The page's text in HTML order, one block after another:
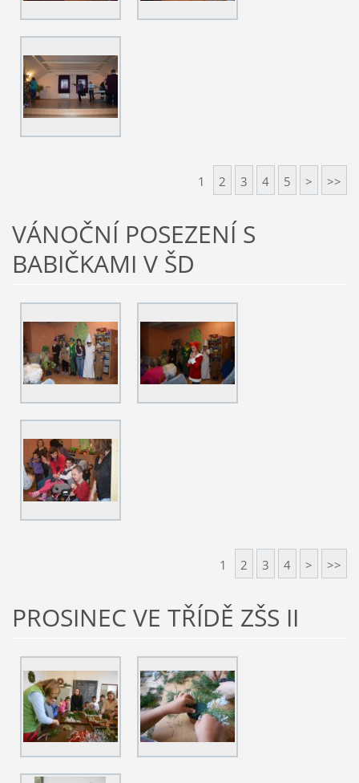
1 2 3 4 5 > >>
VÁNOČNÍ POSEZENÍ S
BABIČKAMI V ŠD
1 2 3 4 > >>
PROSINEC VE TŘÍDĚ ZŠS II